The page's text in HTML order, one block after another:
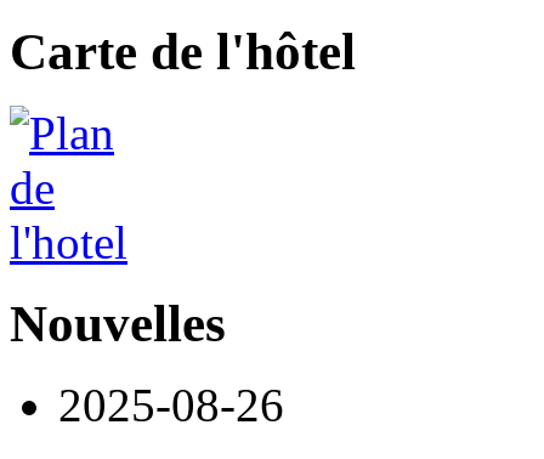
Carte de l'hôtel
Nouvelles
2025-08-26